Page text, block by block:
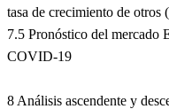
tasa de crecimiento de otros
7.5 Pronóstico del mercado
COVID-19
8 Análisis ascendente y